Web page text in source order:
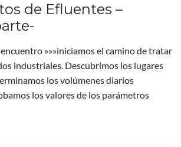
de Efluentes –
»»»iniciamos el camino de tratar
industriales. Descubrimos los lugares
los volúmenes diarios
los valores de los parámetros